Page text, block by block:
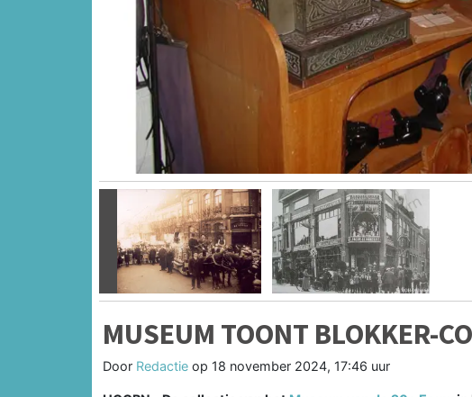
Vorige
MUSEUM TOONT BLOKKER-
Door Redactie op 18 november 2024, 17:46 uur